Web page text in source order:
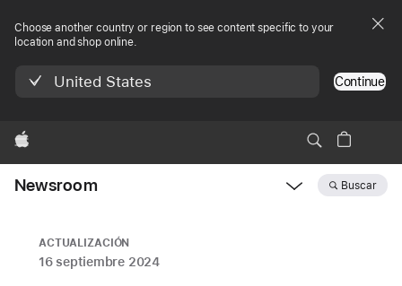
Choose another country or region to see content specific to your
location and shop online.
United States Continue
Apple
Newsroom Buscar
ACTUALIZACIÓN
16 septiembre 2024